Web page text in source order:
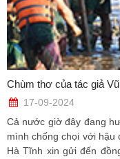
Chùm thơ của tác giả
17-09-2024
Cả nước giờ đây đang
mình chống chọi với hậu
Hà Tĩnh xin gửi đến